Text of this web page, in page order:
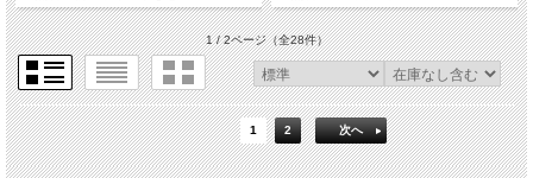
1 / 2ページ（全28件）
1 2 次へ